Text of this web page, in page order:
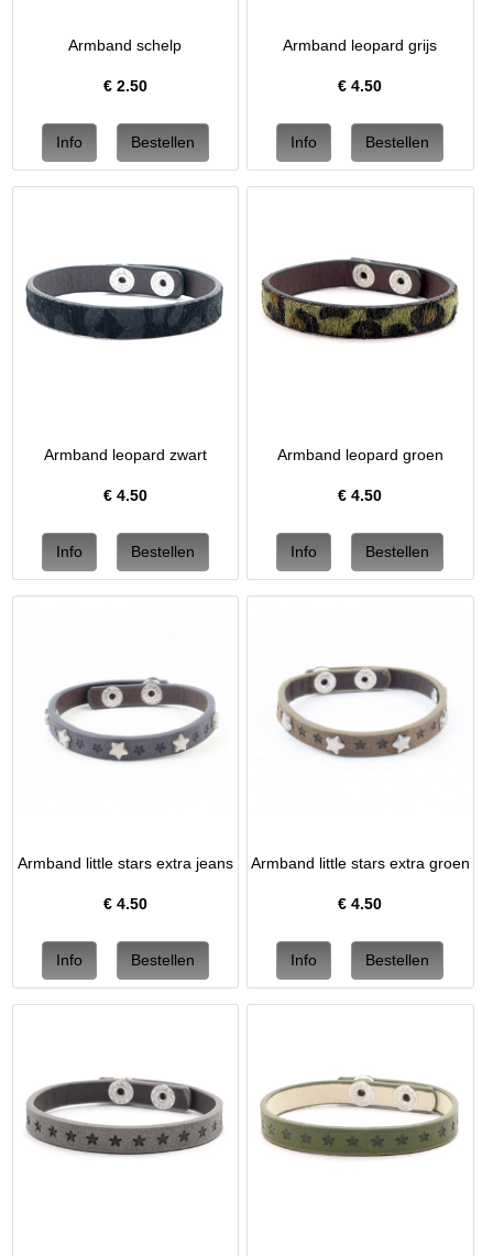
Armband schelp
€ 2.50
Armband leopard grijs
€4.50
Armband leopard zwart
€ 4.50
Armband leopard groen
€4.50
Armband little stars extra jeans
€ 4.50
Armband little stars extra groen
€4.50